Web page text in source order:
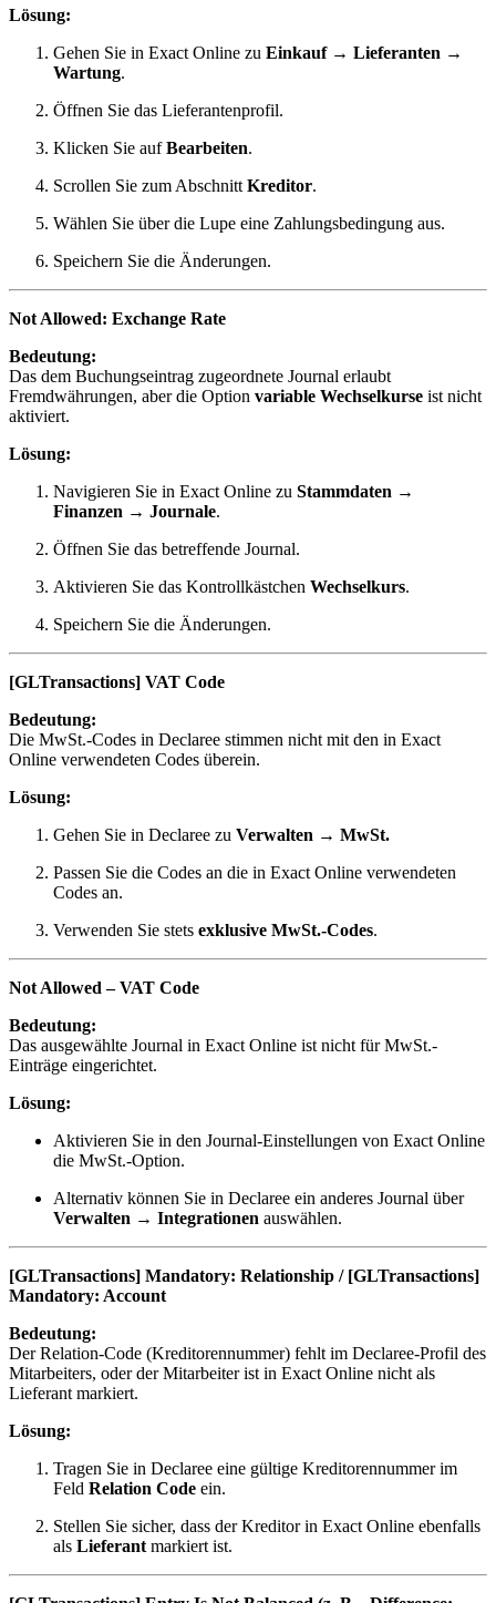
Lösung:
Gehen Sie in Exact Online zu Einkauf → Lieferanten →
Wartung.
Öffnen Sie das Lieferantenprofil.
Klicken Sie aufBearbeiten.
Scrollen Sie zum Abschnitt Kreditor.
Wählen Sie über die Lupe eine Zahlungsbedingung aus.
Speichern Sie die Änderungen.
Not Allowed: Exchange Rate
Bedeutung:
Das dem Buchungseintrag zugeordnete Journal erlaubt
Fremdwährungen, aber die Option variable Wechselkurse ist nicht
aktiviert.
Lösung:
Navigieren Sie in Exact Online zu Stammdaten →
Finanzen → Journale.
Öffnen Sie das betreffende Journal.
Aktivieren Sie das Kontrollkästchen Wechselkurs.
Speichern Sie die Änderungen.
[GLTransactions] VAT Code
Bedeutung:
Die MwSt.-Codes in Declaree stimmen nicht mit den in Exact
Online verwendeten Codes überein.
Lösung:
Gehen Sie in Declaree zu Verwalten → MwSt.
Passen Sie die Codes an die in Exact Online verwendeten
Codes an.
Verwenden Sie stets exklusive MwSt.-Codes.
Not Allowed – VAT Code
Bedeutung:
Das ausgewählte Journal in Exact Online ist nicht für MwSt.-
Einträge eingerichtet.
Lösung:
Aktivieren Sie in den Journal-Einstellungen von Exact Online
die MwSt.-Option.
Alternativ können Sie in Declaree ein anderes Journal über
Verwalten → Integrationen auswählen.
[GLTransactions] Mandatory: Relationship / [GLTransactions]
Mandatory: Account
Bedeutung:
Der Relation-Code (Kreditorennummer) fehlt im Declaree-Profil des
Mitarbeiters, oder der Mitarbeiter ist in Exact Online nicht als
Lieferant markiert.
Lösung:
Tragen Sie in Declaree eine gültige Kreditorennummer im
Feld Relation Code ein.
Stellen Sie sicher, dass der Kreditor in Exact Online ebenfalls
als Lieferant markiert ist.